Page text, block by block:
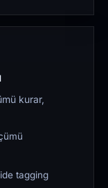
kurar,
tagging